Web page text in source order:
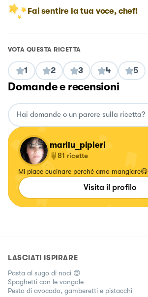
Fai sentire la tua voce, chef!
VOTA QUESTA RICETTA
1 2 3 4 5
Domande e recensioni
marilu_pipieri
81 ricette
Mi piace cucinare perché amo mangiare😋
Visita il profilo
LASCIATI ISPIRARE
Pasta al sugo di noci 😍
Spaghetti con le vongole
Pesto di avocado, gamberetti e pistacchi